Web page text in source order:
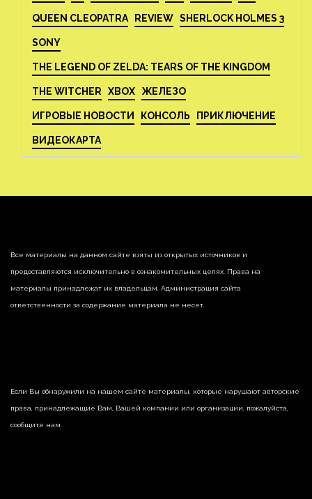
QUEEN CLEOPATRA REVIEW SHERLOCK HOLMES 3
SONY
THE LEGEND OF ZELDA: TEARS OF THE KINGDOM
THE WITCHER XBOX ЖЕЛЕЗО
ИГРОВЫЕ НОВОСТИ КОНСОЛЬ ПРИКЛЮЧЕНИЕ
ВИДЕОКАРТА
Все материалы на данном сайте взяты из открытых источников и
предоставляются исключительно в ознакомительных целях. Права на
материалы принадлежат их владельцам. Администрация сайта
ответственности за содержание материала не несет.
Если Вы обнаружили на нашем сайте материалы, которые нарушают авторские
права, принадлежащие Вам, Вашей компании или организации, пожалуйста,
сообщите нам.